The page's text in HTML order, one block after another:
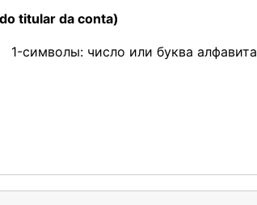
titular da conta)
1-символы: число или буква алфавита